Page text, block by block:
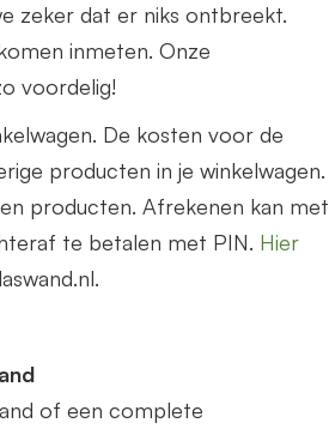
zeker dat er niks ontbreekt.
inmeten. Onze
voordelig!
De kosten voor de
producten in je winkelwagen.
producten. Afrekenen kan met
te betalen met PIN. Hier
of een complete